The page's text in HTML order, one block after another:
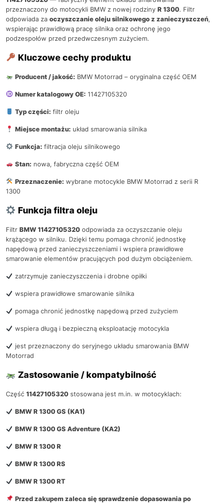
przeznaczony do motocykli BMW z nowej rodziny R 1300. Filtr
odpowiada za oczyszczanie oleju silnikowego z zanieczyszczeń,
wspierając prawidłową pracę silnika oraz ochronę jego
podzespołów przed przedwczesnym zużyciem.
Kluczowe cechy produktu
Producent / jakość: BMW Motorrad – oryginalna część OEM
Numer katalogowy OE: 11427105320
Typ części: filtr oleju
Miejsce montażu: układ smarowania silnika
Funkcja: filtracja oleju silnikowego
Stan: nowa, fabryczna część OEM
Przeznaczenie: wybrane motocykle BMW Motorrad z serii R
1300
Funkcja filtra oleju
Filtr BMW 11427105320 odpowiada za oczyszczanie oleju
krążącego w silniku. Dzięki temu pomaga chronić jednostkę
napędową przed zanieczyszczeniami i wspiera prawidłowe
smarowanie elementów pracujących pod dużym obciążeniem.
zatrzymuje zanieczyszczenia i drobne opiłki
wspiera prawidłowe smarowanie silnika
pomaga chronić jednostkę napędową przed zużyciem
wspiera długą i bezpieczną eksploatację motocykla
jest przeznaczony do seryjnego układu smarowania BMW
Motorrad
Zastosowanie / kompatybilność
Część 11427105320 stosowana jest m.in. w motocyklach:
BMW R 1300 GS (KA1)
BMW R 1300 GS Adventure (KA2)
BMW R 1300 R
BMW R 1300 RS
BMW R 1300 RT
Przed zakupem zaleca się sprawdzenie dopasowania po